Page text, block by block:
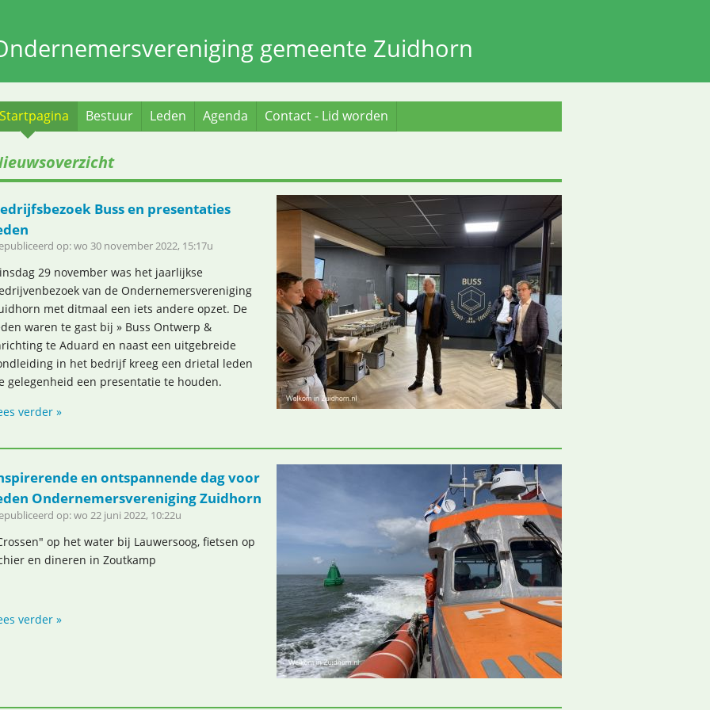
gemeente Zuidhorn
Startpagina Bestuur Leden Agenda Contact - Lid worden
Buss en presentaties
op: wo 30 november 2022, 15:17u
29 november was het jaarlijkse
van de Ondernemersvereniging
met ditmaal een iets andere opzet. De
waren te gast bij » Buss Ontwerp &
te Aduard en naast een uitgebreide
in het bedrijf kreeg een drietal leden
gelegenheid een presentatie te houden.
verder »
en ontspannende dag voor
Ondernemersvereniging Zuidhorn
op: wo 22 juni 2022, 10:22u
op het water bij Lauwersoog, fietsen op
en dineren in Zoutkamp
verder »